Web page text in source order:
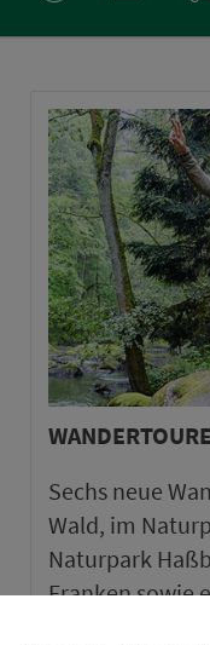
Sechs neue
Wald, im
Naturpark
Franken sowie